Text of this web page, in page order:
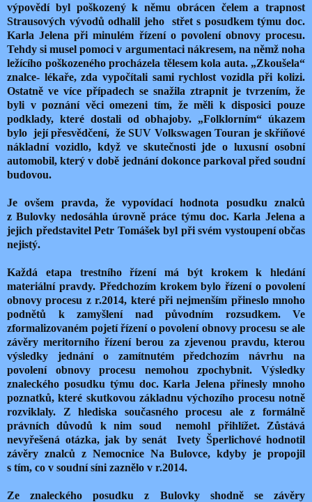
výpovědí byl poškozený k němu obrácen čelem a trapnost
Strausových vývodů odhalil jeho střet s posudkem týmu doc.
Karla Jelena při minulém řízení o povolení obnovy procesu.
Tehdy si musel pomoci v argumentaci nákresem, na němž noha
ležícího poškozeného procházela tělesem kola auta. „Zkoušela“
znalce- lékaře, zda vypočítali sami rychlost vozidla při kolizi.
Ostatně ve více případech se snažila ztrapnit je tvrzením, že
byli v poznání věci omezeni tím, že měli k disposici pouze
podklady, které dostali od obhajoby. „Folklorním“ úkazem
bylo její přesvědčení, že SUV Volkswagen Touran je skříňové
nákladní vozidlo, když ve skutečnosti jde o luxusní osobní
automobil, který v době jednání dokonce parkoval před soudní
budovou.
Je ovšem pravda, že vypovídací hodnota posudku znalců
z Bulovky nedosáhla úrovně práce týmu doc. Karla Jelena a
jejich představitel Petr Tomášek byl při svém vystoupení občas
nejistý.
Každá etapa trestního řízení má být krokem k hledání
materiální pravdy. Předchozím krokem bylo řízení o povolení
obnovy procesu z r.2014, které při nejmenším přineslo mnoho
podnětů k zamyšlení nad původním rozsudkem. Ve
zformalizovaném pojetí řízení o povolení obnovy procesu se ale
závěry meritorního řízení berou za zjevenou pravdu, kterou
výsledky jednání o zamítnutém předchozím návrhu na
povolení obnovy procesu nemohou zpochybnit. Výsledky
znaleckého posudku týmu doc. Karla Jelena přinesly mnoho
poznatků, které skutkovou základnu výchozího procesu notně
rozviklaly. Z hlediska současného procesu ale z formálně
právních důvodů k nim soud nemohl přihlížet. Zůstává
nevyřešená otázka, jak by senát Ivety Šperlichové hodnotil
závěry znalců z Nemocnice Na Bulovce, kdyby je propojil
s tím, co v soudní síni zaznělo v r.2014.
Ze znaleckého posudku z Bulovky shodně se závěry